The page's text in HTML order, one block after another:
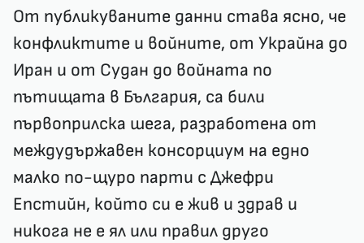
От публикуваните данни става ясно, че
конфликтите и войните, от Украйна до
Иран и от Судан до войната по
пътищата в България, са били
първоприлска шега, разработена от
междудържавен консорциум на едно
малко по-щуро парти с Джефри
Епстийн, който си е жив и здрав и
никога не е ял или правил друго